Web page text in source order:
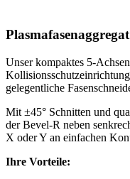
Unser kompaktes 5-
gelegentliche
Mit ±45° Schnitten und
der Bevel-R neben
X oder Y an einfachen
Ihre Vorteile: